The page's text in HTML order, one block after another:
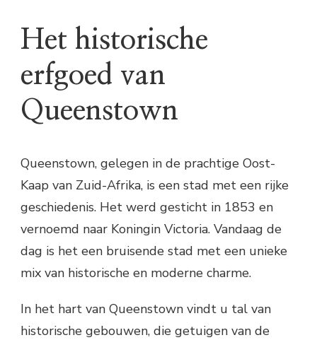
Het historische
erfgoed van
Queenstown
Queenstown, gelegen in de prachtige Oost-
Kaap van Zuid-Afrika, is een stad met een rijke
geschiedenis. Het werd gesticht in 1853 en
vernoemd naar Koningin Victoria. Vandaag de
dag is het een bruisende stad met een unieke
mix van historische en moderne charme.
In het hart van Queenstown vindt u tal van
historische gebouwen, die getuigen van de